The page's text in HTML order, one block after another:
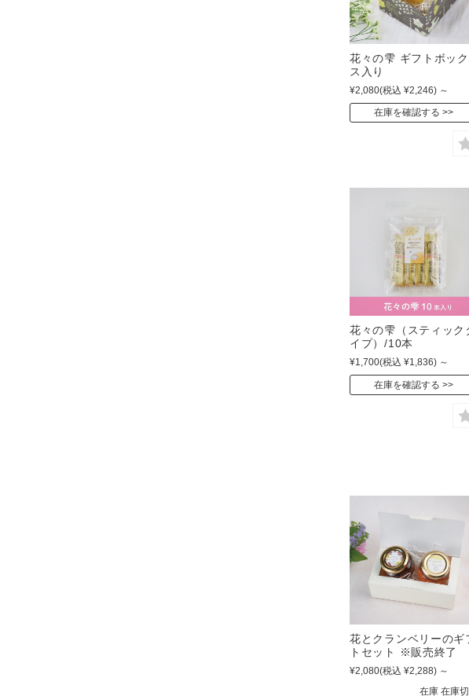
花々の雫 ギフトボック
ス入り
¥2,080(税込 ¥2,246) ～
在庫を確認する
花々の雫（スティック
イプ）/10本
¥1,700(税込 ¥1,836) ～
在庫を確認する
花とクランベリーのギ
トセット ※販売終了
¥2,080(税込 ¥2,288) ～
在庫 在庫